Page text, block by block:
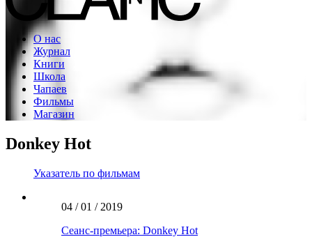
О нас
Журнал
Книги
Школа
Чапаев
Фильмы
Магазин
Donkey Hot
Указатель по фильмам
04 / 01 / 2019
Сеанс-премьера: Donkey Hot